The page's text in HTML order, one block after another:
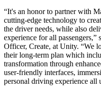
“It's an honor to partner with
cutting-edge technology to
the driver needs, while also
experience for all passengers,”
Officer, Create, at Unity. “We
their long-term plan which
transformation through
user-friendly interfaces,
personal driving experience